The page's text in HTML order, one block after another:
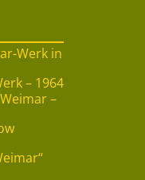
Werk in
– 1964
–